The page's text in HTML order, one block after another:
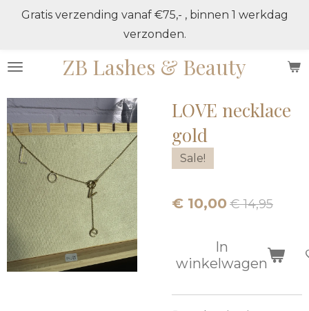
de
ZB Lashes & Beauty
Gratis verzending vanaf €75,- , binnen 1 werkdag
verzonden.
LOVE necklace
gold
Sale!
€ 10,00 € 14,95
In
winkelwagen